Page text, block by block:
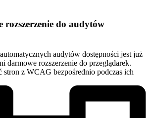
rozszerzenie do audytów
audytów dostępności jest już
darmowe rozszerzenie do przeglądarek.
stron z WCAG bezpośrednio podczas ich